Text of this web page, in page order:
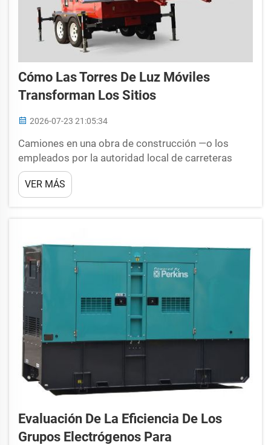
Cómo Las Torres De Luz Móviles
Transforman Los Sitios
2026-07-23 21:05:34
Camiones en una obra de construcción —o los
empleados por la autoridad local de carreteras
durante las obras viales— se utilizan para ayudar a
los trabajadores de la construcción a ver mejor y
así evitar accidentes, especialmente por la noche.
VER MÁS
Evaluación De La Eficiencia De Los
Grupos Electrógenos Para